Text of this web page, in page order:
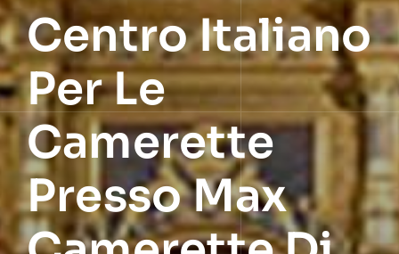
Centro Italiano
Per Le
Camerette
Presso Max